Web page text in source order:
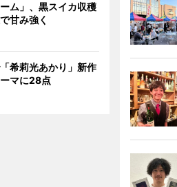
ム」、黒スイカ収穫
甘み強く
希莉光あかり」新作
マに28点